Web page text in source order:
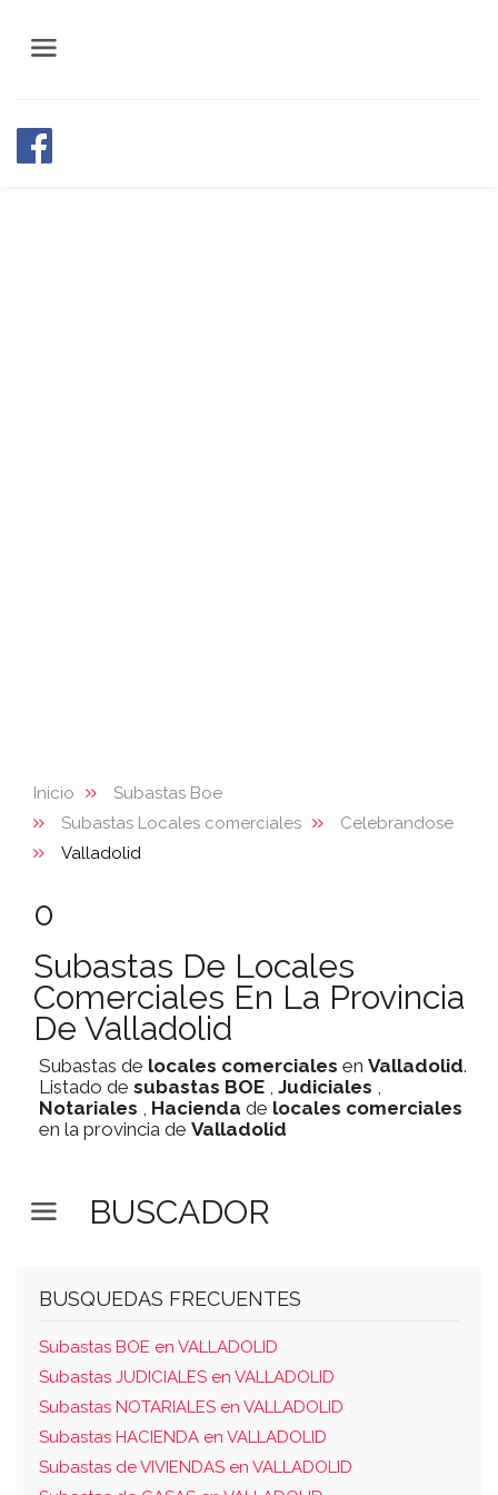
Inicio
Subastas Boe
Subastas Locales comerciales
Celebrandose
Valladolid
0
Subastas De Locales
Comerciales En La Provincia
De Valladolid
Subastas de locales comerciales en Valladolid.
Listado de subastas BOE , Judiciales ,
Notariales , Hacienda de locales comerciales
en la provincia de Valladolid
BUSCADOR
BUSQUEDAS FRECUENTES
Subastas BOE en VALLADOLID
Subastas JUDICIALES en VALLADOLID
Subastas NOTARIALES en VALLADOLID
Subastas HACIENDA en VALLADOLID
Subastas de VIVIENDAS en VALLADOLID